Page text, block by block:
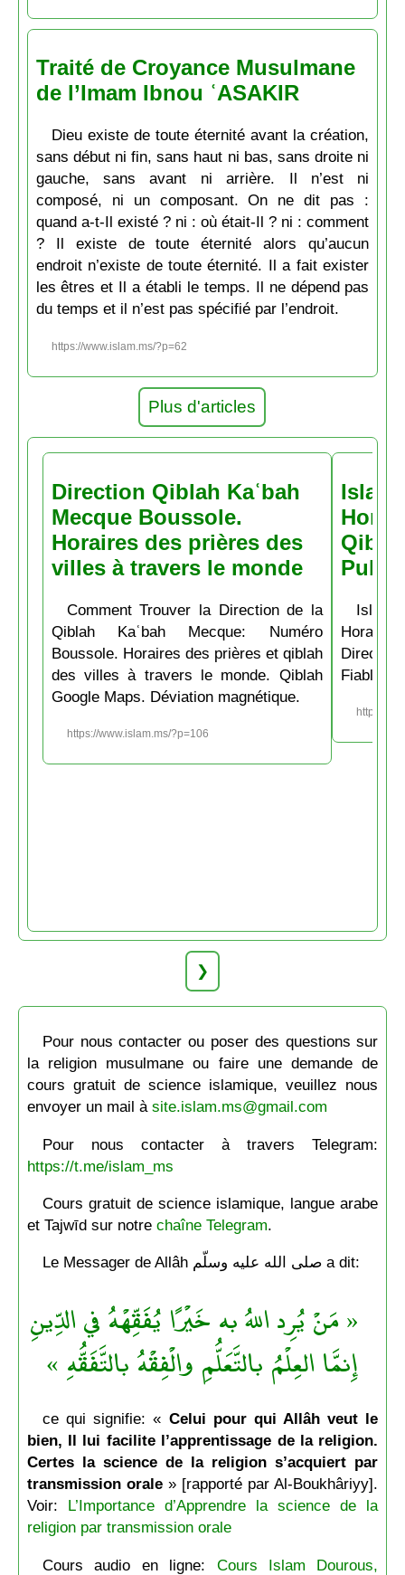
Traité de Croyance Musulmane
de l’Imam Ibnou ʿASAKIR
Dieu existe de toute éternité avant la création,
sans début ni fin, sans haut ni bas, sans droite ni
gauche, sans avant ni arrière. Il n’est ni
composé, ni un composant. On ne dit pas :
quand a-t-Il existé ? ni : où était-Il ? ni : comment
? Il existe de toute éternité alors qu’aucun
endroit n’existe de toute éternité. Il a fait exister
les êtres et Il a établi le temps. Il ne dépend pas
du temps et il n’est pas spécifié par l’endroit.
https://www.islam.ms/?p=62
Plus d'articles
Direction Qiblah Kaʿbah
Mecque Boussole.
Horaires des prières des
villes à travers le monde
Comment Trouver la Direction de la
Qiblah Kaʿbah Mecque: Numéro
Boussole. Horaires des prières et qiblah
des villes à travers le monde. Qiblah
Google Maps. Déviation magnétique.
https://www.islam.ms/?p=106
Pubs
Fiable et
https://
❯
Pour nous contacter ou poser des questions sur
la religion musulmane ou faire une demande de
cours gratuit de science islamique, veuillez nous
envoyer un mail à site.islam.ms@gmail.com
Pour nous contacter à travers Telegram:
https://t.me/islam_ms
Cours gratuit de science islamique, langue arabe
et Tajwīd sur notre chaîne Telegram.
Le Messager de Allâh صلى الله عليه وسلّم a dit:
« مَنْ يُرِد اللهُ به خَيْرًا يُفَقِّهْهُ في الدِّينِ
إِنمَّا العِلْمُ بالتَّعَلُّمِ والْفِقْهُ بالتَّفَقُّهِ »
ce qui signifie: « Celui pour qui Allâh veut le
bien, Il lui facilite l’apprentissage de la religion.
Certes la science de la religion s’acquiert par
transmission orale» [rapporté par Al-Boukhâriyy].
Voir: L’Importance d’Apprendre la science de la
religion par transmission orale
Cours audio en ligne: Cours Islam Dourous,